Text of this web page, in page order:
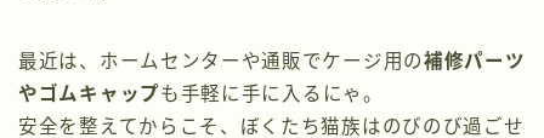
最近は、ホームセンターや通販でケージ用の補修パーツ
やゴムキャップも手軽に手に入るにゃ。
安全を整えてからこそ、ぼくたち猫族はのびのび過ごせ